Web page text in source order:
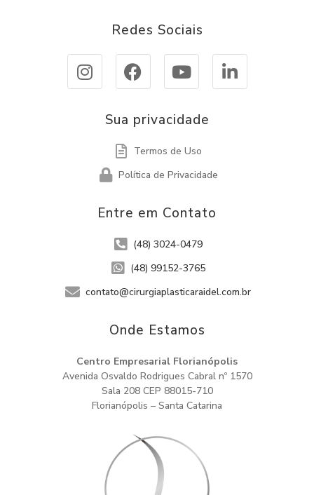
Entre em Contato
(48) 3024-0479
(48) 99152-3765
contato@cirurgiaplasticaraidel.com.br
Onde Estamos​
Centro Empresarial Florianópolis
Avenida Osvaldo Rodrigues Cabral nº 1570
Sala 208 CEP 88015-710
Florianópolis – Santa Catarina
Redes Sociais
Sua privacidade
Termos de Uso
Política de Privacidade